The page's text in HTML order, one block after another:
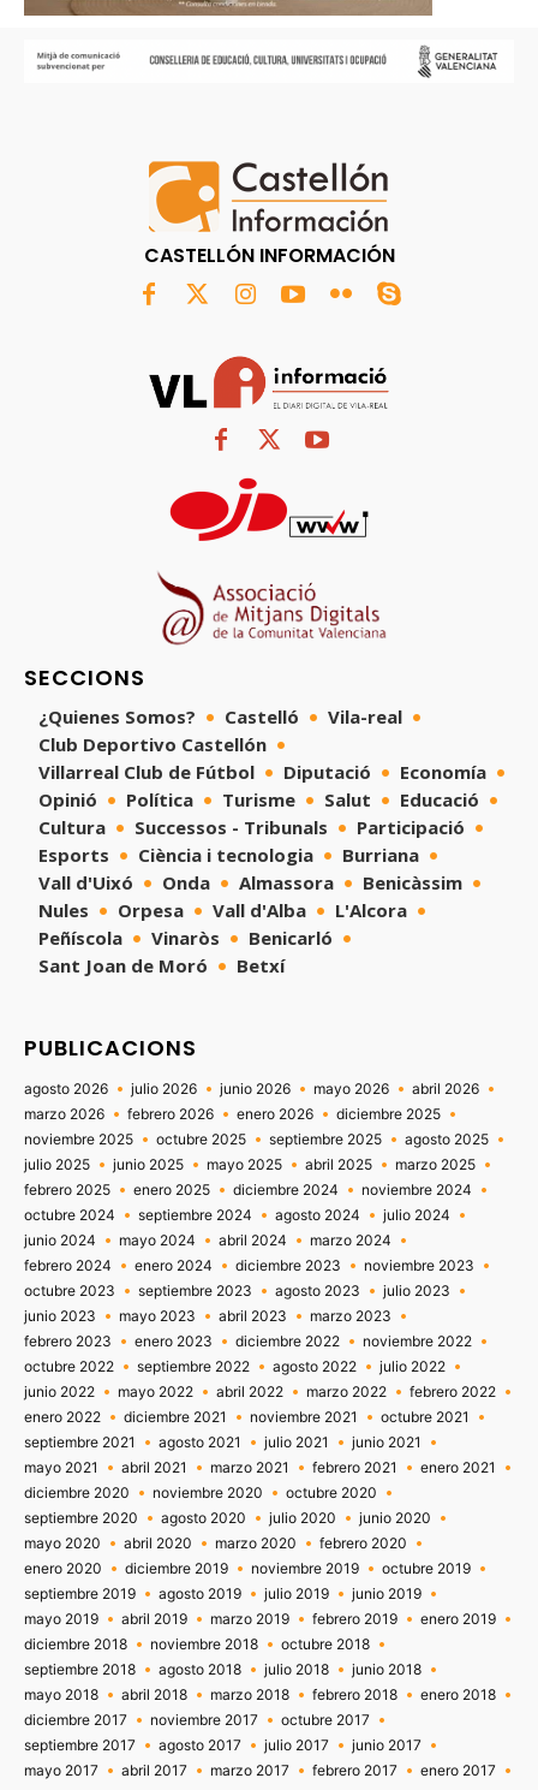
CASTELLÓN INFORMACIÓN
SECCIONS
¿Quienes Somos? Castelló
Vila-real
Club Deportivo Castellón
Villarreal Club de Fútbol
Diputació
Economía
Opinió
Política Turisme Salut
Educació
Cultura
Successos - Tribunals
Participació
Esports
Ciència i tecnologia
Burriana
Vall d'Uixó
Onda Almassora
Benicàssim
Nules
Orpesa Vall d'Alba
L'Alcora
Peñíscola
Vinaròs
Benicarló
Sant Joan de Moró
Betxí
PUBLICACIONS
agosto 2026 julio 2026 junio 2026 mayo 2026
abril 2026
marzo 2026
febrero 2026 enero 2026
diciembre 2025
noviembre 2025
octubre 2025 septiembre 2025
agosto 2025
julio 2025
junio 2025 mayo 2025 abril 2025
marzo 2025
febrero 2025
enero 2025 diciembre 2024
noviembre 2024
octubre 2024
septiembre 2024 agosto 2024
julio 2024
junio 2024
mayo 2024 abril 2024
marzo 2024
febrero 2024
enero 2024 diciembre 2023
noviembre 2023
octubre 2023
septiembre 2023 agosto 2023
julio 2023
junio 2023
mayo 2023 abril 2023
marzo 2023
febrero 2023
enero 2023 diciembre 2022
noviembre 2022
octubre 2022
septiembre 2022 agosto 2022
julio 2022
junio 2022
mayo 2022 abril 2022 marzo 2022
febrero 2022
enero 2022
diciembre 2021 noviembre 2021
octubre 2021
septiembre 2021
agosto 2021 julio 2021
junio 2021
mayo 2021
abril 2021 marzo 2021 febrero 2021
enero 2021
diciembre 2020
noviembre 2020
octubre 2020
septiembre 2020
agosto 2020 julio 2020
junio 2020
mayo 2020
abril 2020 marzo 2020
febrero 2020
enero 2020
diciembre 2019 noviembre 2019
octubre 2019
septiembre 2019
agosto 2019 julio 2019
junio 2019
mayo 2019
abril 2019 marzo 2019 febrero 2019
enero 2019
diciembre 2018
noviembre 2018
octubre 2018
septiembre 2018
agosto 2018 julio 2018
junio 2018
mayo 2018
abril 2018 marzo 2018 febrero 2018
enero 2018
diciembre 2017
noviembre 2017
octubre 2017
septiembre 2017
agosto 2017 julio 2017
junio 2017
mayo 2017
abril 2017 marzo 2017 febrero 2017
enero 2017